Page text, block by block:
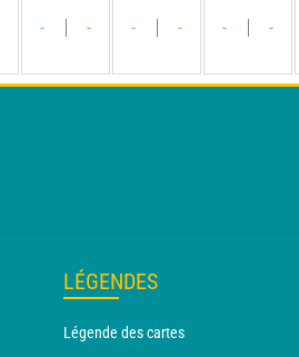
- - - - - -
LÉGENDES
Légende des cartes